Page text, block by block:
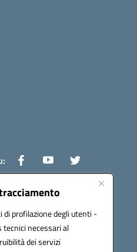
profilazione degli utenti -
necessari al
dei servizi